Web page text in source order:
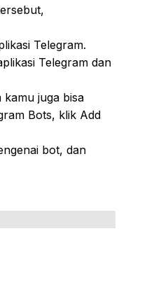
Telegram.
Telegram dan
juga bisa
Bots, klik Add
bot, dan